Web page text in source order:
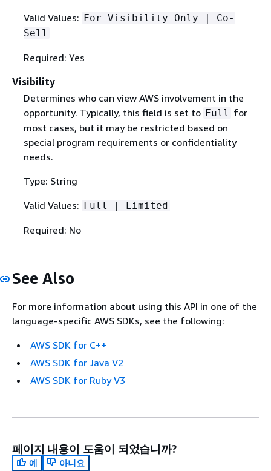
Valid Values: For Visibility Only | Co-
Sell
Required: Yes
Visibility
Determines who can view AWS involvement in the
opportunity. Typically, this field is set to Full
for
most cases, but it may be restricted based on
special program requirements or confidentiality
needs.
Type: String
Valid Values: Full | Limited
Required: No
See Also
For more information about using this API in one of the
language-specific AWS SDKs, see the following:
AWS SDK for C++
AWS SDK for Java V2
AWS SDK for Ruby V3
페이지 내용이 도움이 되었습니까?
예
아니요